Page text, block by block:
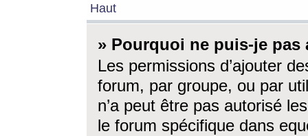
Haut
» Pourquoi ne puis-je
Les permissions d’ajouter
forum, par groupe, ou par
n’a peut être pas autorisé
le forum spécifique dans